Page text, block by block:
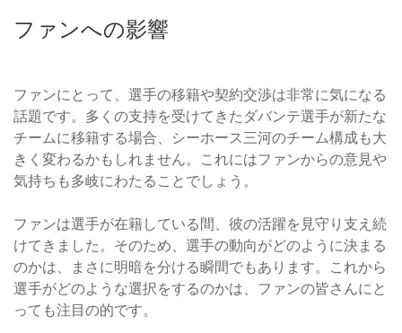
ファンへの影響
ファンにとって、選手の移籍や契約交渉は非常に気になる
話題です。多くの支持を受けてきたダバンテ選手が新たな
チームに移籍する場合、シーホース三河のチーム構成も大
きく変わるかもしれません。これにはファンからの意見や
気持ちも多岐にわたることでしょう。
ファンは選手が在籍している間、彼の活躍を見守り支え続
けてきました。そのため、選手の動向がどのように決まる
のかは、まさに明暗を分ける瞬間でもあります。これから
選手がどのような選択をするのかは、ファンの皆さんにと
っても注目の的です。